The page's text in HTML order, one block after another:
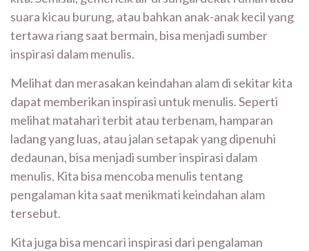
suara kicau burung, atau bahkan anak-anak kecil yang
tertawa riang saat bermain, bisa menjadi sumber
inspirasi dalam menulis.
Melihat dan merasakan keindahan alam di sekitar kita
dapat memberikan inspirasi untuk menulis. Seperti
melihat matahari terbit atau terbenam, hamparan
ladang yang luas, atau jalan setapak yang dipenuhi
dedaunan, bisa menjadi sumber inspirasi dalam
menulis. Kita bisa mencoba menulis tentang
pengalaman kita saat menikmati keindahan alam
tersebut.
Kita juga bisa mencari inspirasi dari pengalaman